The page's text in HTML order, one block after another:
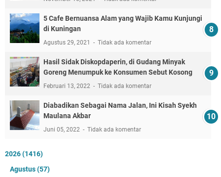
5 Cafe Bernuansa Alam yang Wajib Kamu Kunjungi
di Kuningan
Agustus 29, 2021 Tidak ada komentar
Hasil Sidak Diskopdaperin, di Gudang Minyak
Goreng Menumpuk ke Konsumen Sebut Kosong
Februari 13, 2022 Tidak ada komentar
Diabadikan Sebagai Nama Jalan, Ini Kisah Syekh
Maulana Akbar
Juni 05, 2022 Tidak ada komentar
2026(1416)
Agustus(57)